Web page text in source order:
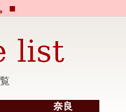
■
奈良